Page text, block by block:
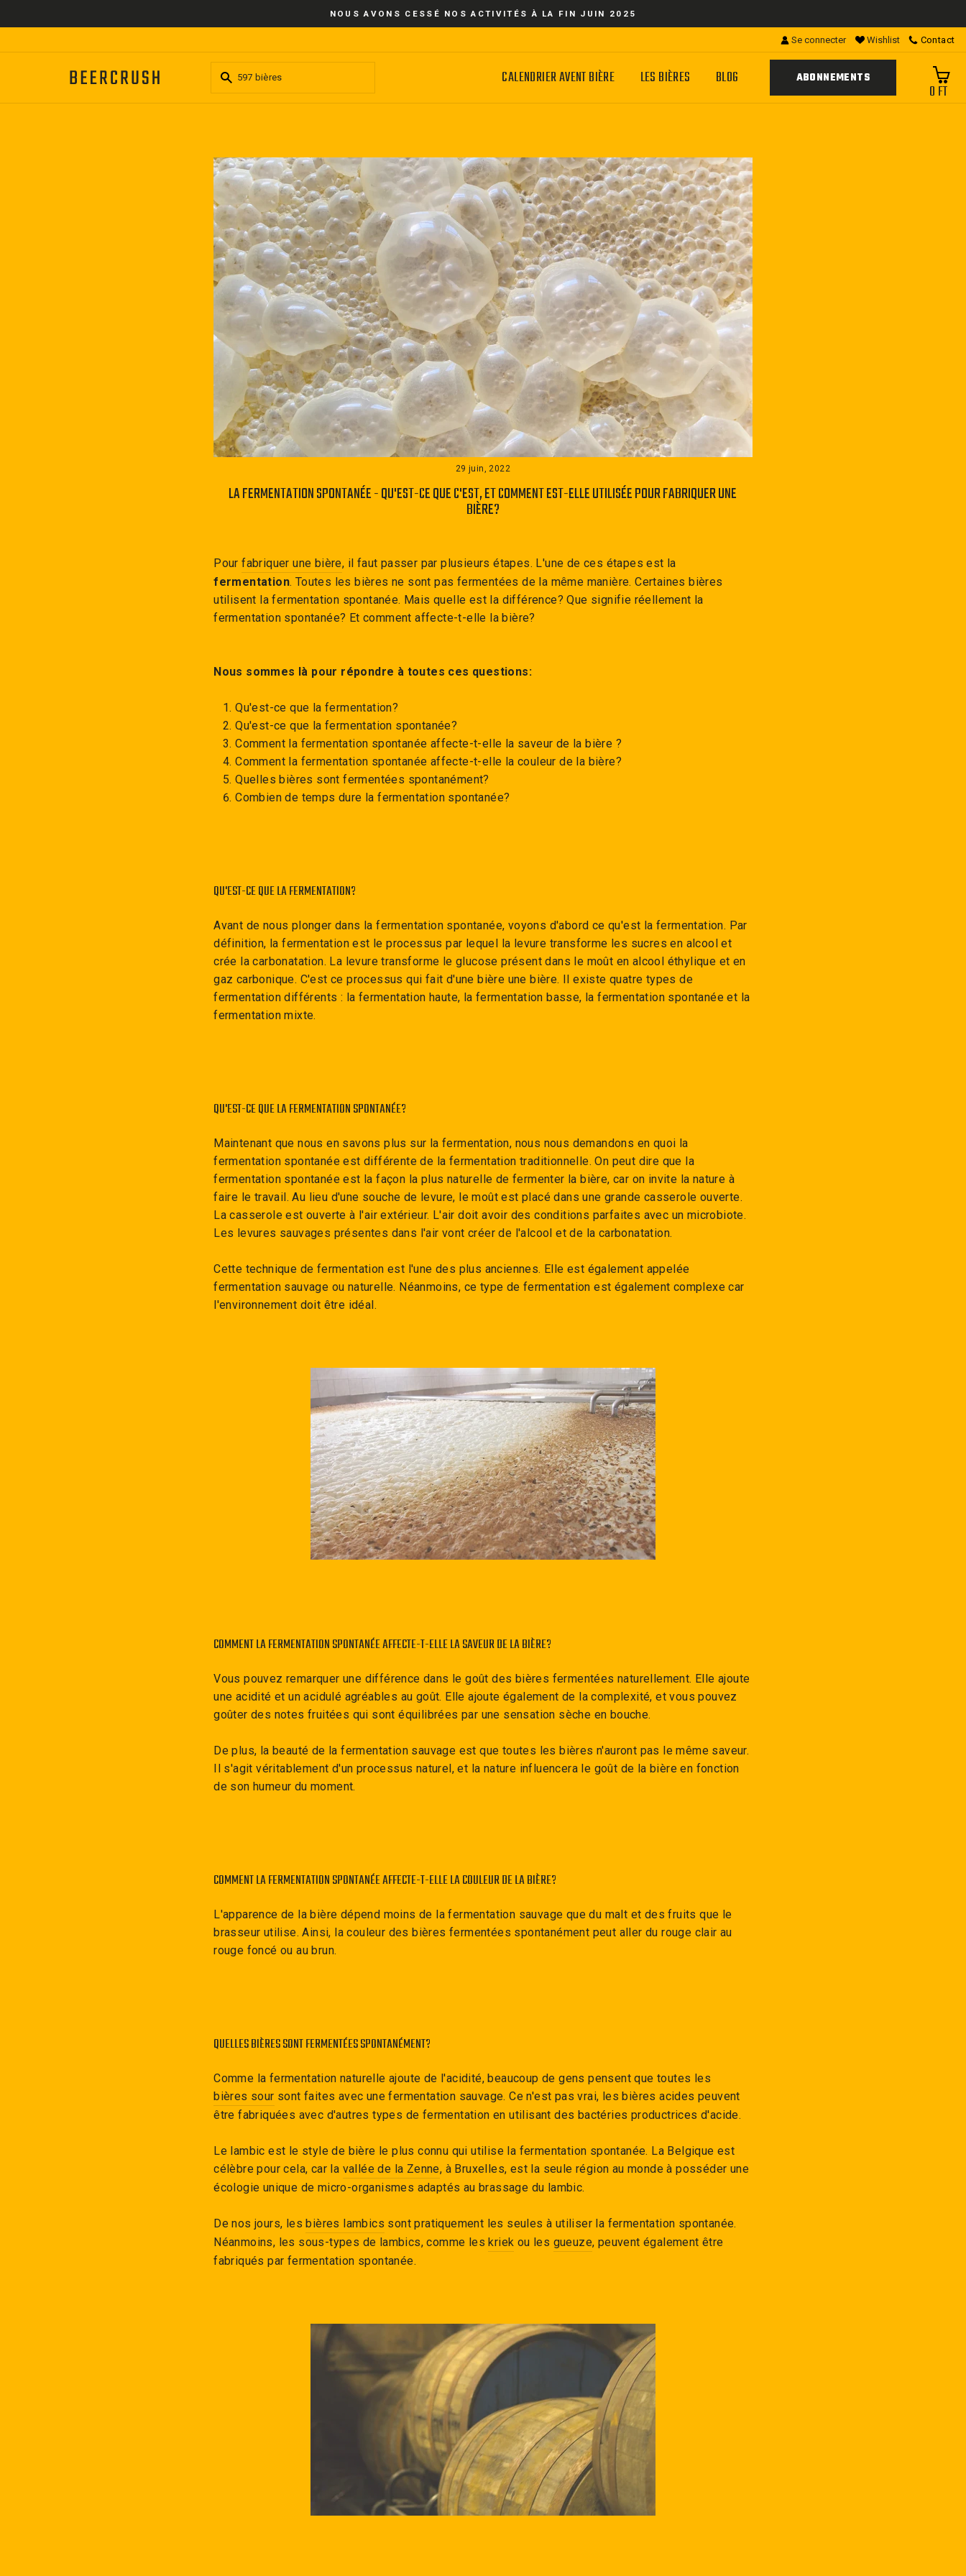
au
NOUS AVONS CESSÉ NOS ACTIVITÉS À LA FIN JUIN 2025
Se connecter Wishlist Contact
CALENDRIER AVENT BIÈRE LES BIÈRES BLOG ABONNEMENTS
0 FT
29 juin, 2022
LA FERMENTATION SPONTANÉE - QU'EST-CE QUE C'EST, ET COMMENT EST-ELLE UTILISÉE POUR FABRIQUER UNE
BIÈRE?
Pourfabriquer une bière, il faut passer par plusieurs étapes. L'une de ces étapes est la
fermentation. Toutes les bières ne sont pas fermentées de la même manière. Certaines bières
utilisent la fermentation spontanée. Mais quelle est la différence? Que signifie réellement la
fermentation spontanée? Et comment affecte-t-elle la bière?
Nous sommes là pour répondre à toutes ces questions:
Qu'est-ce que la fermentation?
Qu'est-ce que la fermentation spontanée?
Comment la fermentation spontanée affecte-t-elle la saveur de la bière ?
Comment la fermentation spontanée affecte-t-elle la couleur de la bière?
Quelles bières sont fermentées spontanément?
Combien de temps dure la fermentation spontanée?
QU'EST-CE QUE LA FERMENTATION?
Avant de nous plonger dans la fermentation spontanée, voyons d'abord ce qu'est la fermentation. Par
définition, la fermentation est le processus par lequel la levure transforme les sucres en alcool et
crée la carbonatation. La levure transforme le glucose présent dans le moût en alcool éthylique et en
gaz carbonique. C'est ce processus qui fait d'une bière une bière. Il existe quatre types de
fermentation différents : la fermentation haute, la fermentation basse, la fermentation spontanée et la
fermentation mixte.
QU'EST-CE QUE LA FERMENTATION SPONTANÉE?
Maintenant que nous en savons plus sur la fermentation, nous nous demandons en quoi la
fermentation spontanée est différente de la fermentation traditionnelle. On peut dire que la
fermentation spontanée est la façon la plus naturelle de fermenter la bière, car on invite la nature à
faire le travail. Au lieu d'une souche de levure, le moût est placé dans une grande casserole ouverte.
La casserole est ouverte à l'air extérieur. L'air doit avoir des conditions parfaites avec un microbiote.
Les levures sauvages présentes dans l'air vont créer de l'alcool et de la carbonatation.
Cette technique de fermentation est l'une des plus anciennes. Elle est également appelée
fermentation sauvage ou naturelle. Néanmoins, ce type de fermentation est également complexe car
l'environnement doit être idéal.
COMMENT LA FERMENTATION SPONTANÉE AFFECTE-T-ELLE LA SAVEUR DE LA BIÈRE?
Vous pouvez remarquer une différence dans le goût des bières fermentées naturellement. Elle ajoute
une acidité et un acidulé agréables au goût. Elle ajoute également de la complexité, et vous pouvez
goûter des notes fruitées qui sont équilibrées par une sensation sèche en bouche.
De plus, la beauté de la fermentation sauvage est que toutes les bières n'auront pas le même saveur.
Il s'agit véritablement d'un processus naturel, et la nature influencera le goût de la bière en fonction
de son humeur du moment.
COMMENT LA FERMENTATION SPONTANÉE AFFECTE-T-ELLE LA COULEUR DE LA BIÈRE?
L'apparence de la bière dépend moins de la fermentation sauvage que du malt et des fruits que le
brasseur utilise. Ainsi, la couleur des bières fermentées spontanément peut aller du rouge clair au
rouge foncé ou au brun.
QUELLES BIÈRES SONT FERMENTÉES SPONTANÉMENT?
Comme la fermentation naturelle ajoute de l'acidité, beaucoup de gens pensent que toutes les
bières sour sont faites avec une fermentation sauvage. Ce n'est pas vrai, les bières acides peuvent
être fabriquées avec d'autres types de fermentation en utilisant des bactéries productrices d'acide.
Le lambic est le style de bière le plus connu qui utilise la fermentation spontanée. La Belgique est
célèbre pour cela, car la vallée de la Zenne, à Bruxelles, est la seule région au monde à posséder une
écologie unique de micro-organismes adaptés au brassage du lambic.
De nos jours, lesbières lambics sont pratiquement les seules à utiliser la fermentation spontanée.
Néanmoins, les sous-types de lambics, comme leskriek ou les gueuze, peuvent également être
fabriqués par fermentation spontanée.